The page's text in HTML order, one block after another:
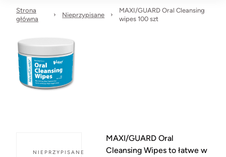
Strona
główna
Nieprzypisane
MAXI/GUARD Oral Cleansing
wipes 100 szt
NIEPRZYPISANE
MAXI/GUARD Oral
Cleansing Wipes to łatwe w